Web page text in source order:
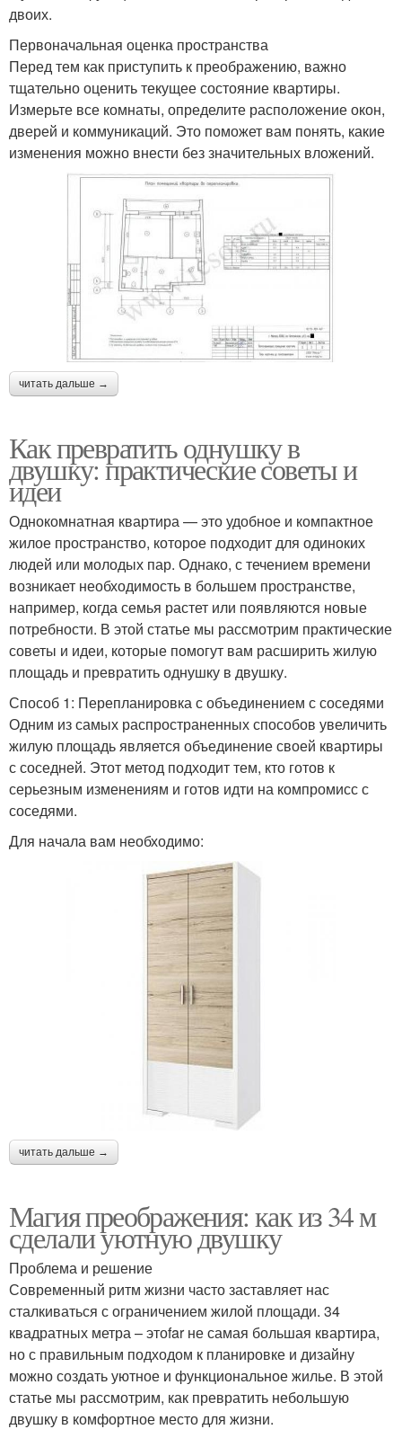
двоих.
Первоначальная оценка пространства
Перед тем как приступить к преображению, важно
тщательно оценить текущее состояние квартиры.
Измерьте все комнаты, определите расположение окон,
дверей и коммуникаций. Это поможет вам понять, какие
изменения можно внести без значительных вложений.
читать дальше →
Как превратить однушку в
двушку: практические советы и
идеи
Однокомнатная квартира — это удобное и компактное
жилое пространство, которое подходит для одиноких
людей или молодых пар. Однако, с течением времени
возникает необходимость в большем пространстве,
например, когда семья растет или появляются новые
потребности. В этой статье мы рассмотрим практические
советы и идеи, которые помогут вам расширить жилую
площадь и превратить однушку в двушку.
Способ 1: Перепланировка с объединением с соседями
Одним из самых распространенных способов увеличить
жилую площадь является объединение своей квартиры
с соседней. Этот метод подходит тем, кто готов к
серьезным изменениям и готов идти на компромисс с
соседями.
Для начала вам необходимо:
читать дальше →
Магия преображения: как из 34 м
сделали уютную двушку
Проблема и решение
Современный ритм жизни часто заставляет нас
сталкиваться с ограничением жилой площади. 34
квадратных метра – этоfar не самая большая квартира,
но с правильным подходом к планировке и дизайну
можно создать уютное и функциональное жилье. В этой
статье мы рассмотрим, как превратить небольшую
двушку в комфортное место для жизни.